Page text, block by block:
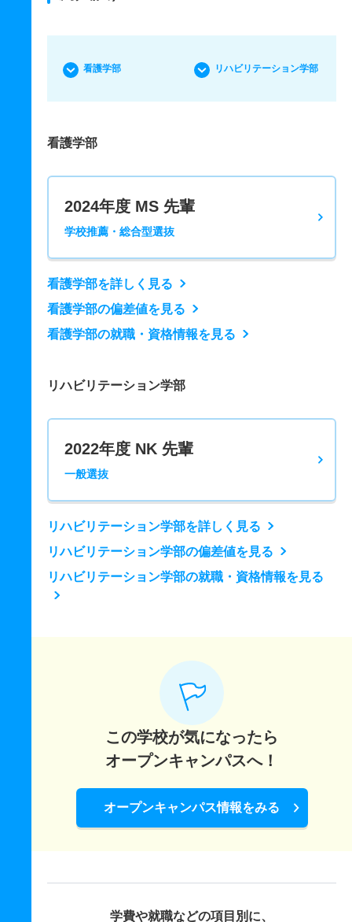
看護学部 リハビリテーション学部
看護学部
2024年度 MS 先輩
学校推薦・総合型選抜
看護学部を詳しく見る
看護学部の偏差値を見る
看護学部の就職・資格情報を見る
リハビリテーション学部
2022年度 NK 先輩
一般選抜
リハビリテーション学部を詳しく見る
リハビリテーション学部の偏差値を見る
リハビリテーション学部の就職・資格情報を見る
この学校が気になったら
オープンキャンパスへ！
オープンキャンパス情報をみる
学費や就職などの項目別に、